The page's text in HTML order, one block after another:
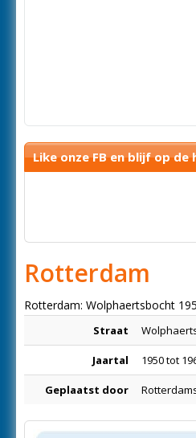
Like onze FB en blijf op de
Rotterdam
Rotterdam: Wolphaertsbocht
Straat
Jaartal 1950 tot
Geplaatst door